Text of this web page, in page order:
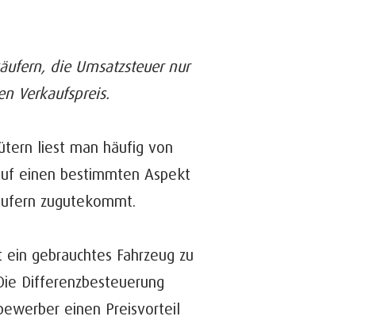
die Umsatzsteuer nur
Verkaufspreis.
liest man häufig von
einen bestimmten Aspekt
zugutekommt.
gebrauchtes Fahrzeug zu
Differenzbesteuerung
einen Preisvorteil